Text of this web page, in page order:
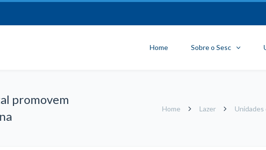
Home Sobre o Sesc
promovem
Home Lazer Unidades